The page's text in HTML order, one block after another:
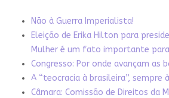
Não à Guerra Imperialista!
Eleição de Erika Hilton para
Mulher é um fato importante
Congresso: Por onde avançam as
A “teocracia à brasileira”, sempre
Câmara: Comissão de Direitos da